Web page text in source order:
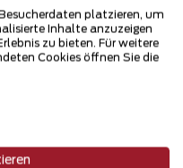
und immer am
platzieren, um
Inhalte anzuzeigen
zu bieten. Für weitere
Cookies öffnen Sie die